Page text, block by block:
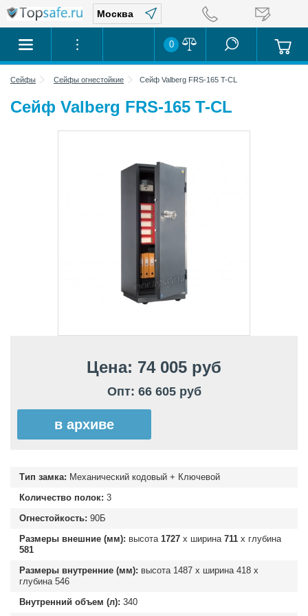
0
Сейфы Сейфы огнестойкие Сейф Valberg FRS-165 T-CL
Сейф Valberg FRS-165 T-CL
Цена: 74 005 руб
Опт: 66 605 руб
в архиве
Тип замка: Механический кодовый + Ключевой
Количество полок: 3
Огнестойкость: 90Б
Размеры внешние (мм): высота 1727 х ширина 711 х глубина
581
Размеры внутренние (мм): высота 1487 х ширина 418 х
глубина 546
Внутренний объем (л): 340